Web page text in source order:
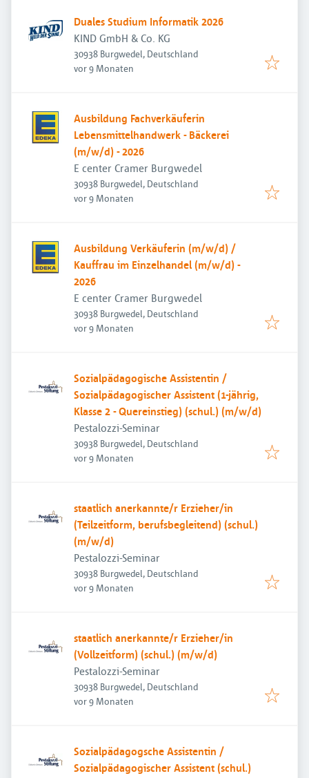
Duales Studium Informatik 2026
KIND GmbH & Co. KG
30938 Burgwedel, Deutschland
Veröffentlicht:
vor 9 Monaten
Ausbildung Fachverkäuferin
Lebensmittelhandwerk - Bäckerei
(m/w/d) - 2026
E center Cramer Burgwedel
30938 Burgwedel, Deutschland
Veröffentlicht:
vor 9 Monaten
Ausbildung Verkäuferin (m/w/d) /
Kauffrau im Einzelhandel (m/w/d) -
2026
E center Cramer Burgwedel
30938 Burgwedel, Deutschland
Veröffentlicht:
vor 9 Monaten
Sozialpädagogische Assistentin /
Sozialpädagogischer Assistent (1-jährig,
Klasse 2 - Quereinstieg) (schul.) (m/w/d)
Pestalozzi-Seminar
30938 Burgwedel, Deutschland
Veröffentlicht:
vor 9 Monaten
staatlich anerkannte/r Erzieher/in
(Teilzeitform, berufsbegleitend) (schul.)
(m/w/d)
Pestalozzi-Seminar
30938 Burgwedel, Deutschland
Veröffentlicht:
vor 9 Monaten
staatlich anerkannte/r Erzieher/in
(Vollzeitform) (schul.) (m/w/d)
Pestalozzi-Seminar
30938 Burgwedel, Deutschland
Veröffentlicht:
vor 9 Monaten
Sozialpädagogsche Assistentin /
Sozialpädagogischer Assistent (schul.)